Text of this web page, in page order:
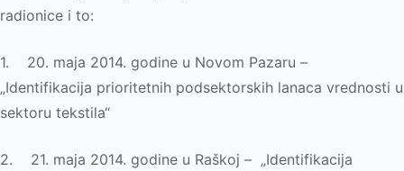
radionice i to:
1. 20. maja 2014. godine u Novom Pazaru –
„Identifikacija prioritetnih podsektorskih lanaca vrednosti u
sektoru tekstila“
2. 21. maja 2014. godine u Raškoj – „Identifikacija